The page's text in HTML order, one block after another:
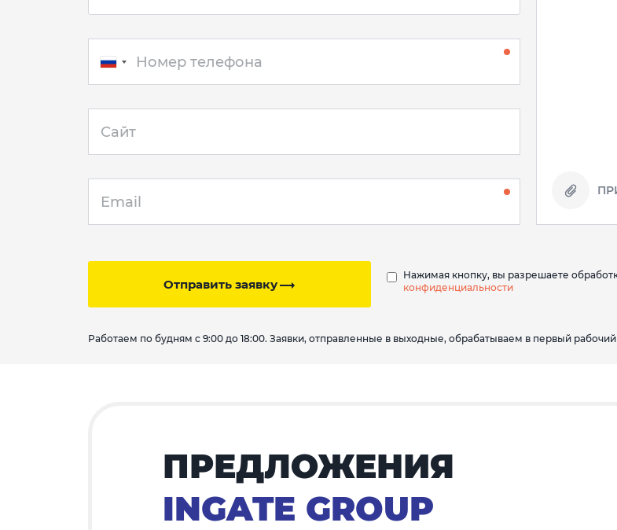
Отправить заявку
Нажимая кнопку, вы разрешаете
конфиденциальности
Работаем по будням с 9:00 до 18:00. Заявки, отправленные в выходные, обрабатываем в первый рабочий
ПРЕДЛОЖЕНИЯ
INGATE GROUP